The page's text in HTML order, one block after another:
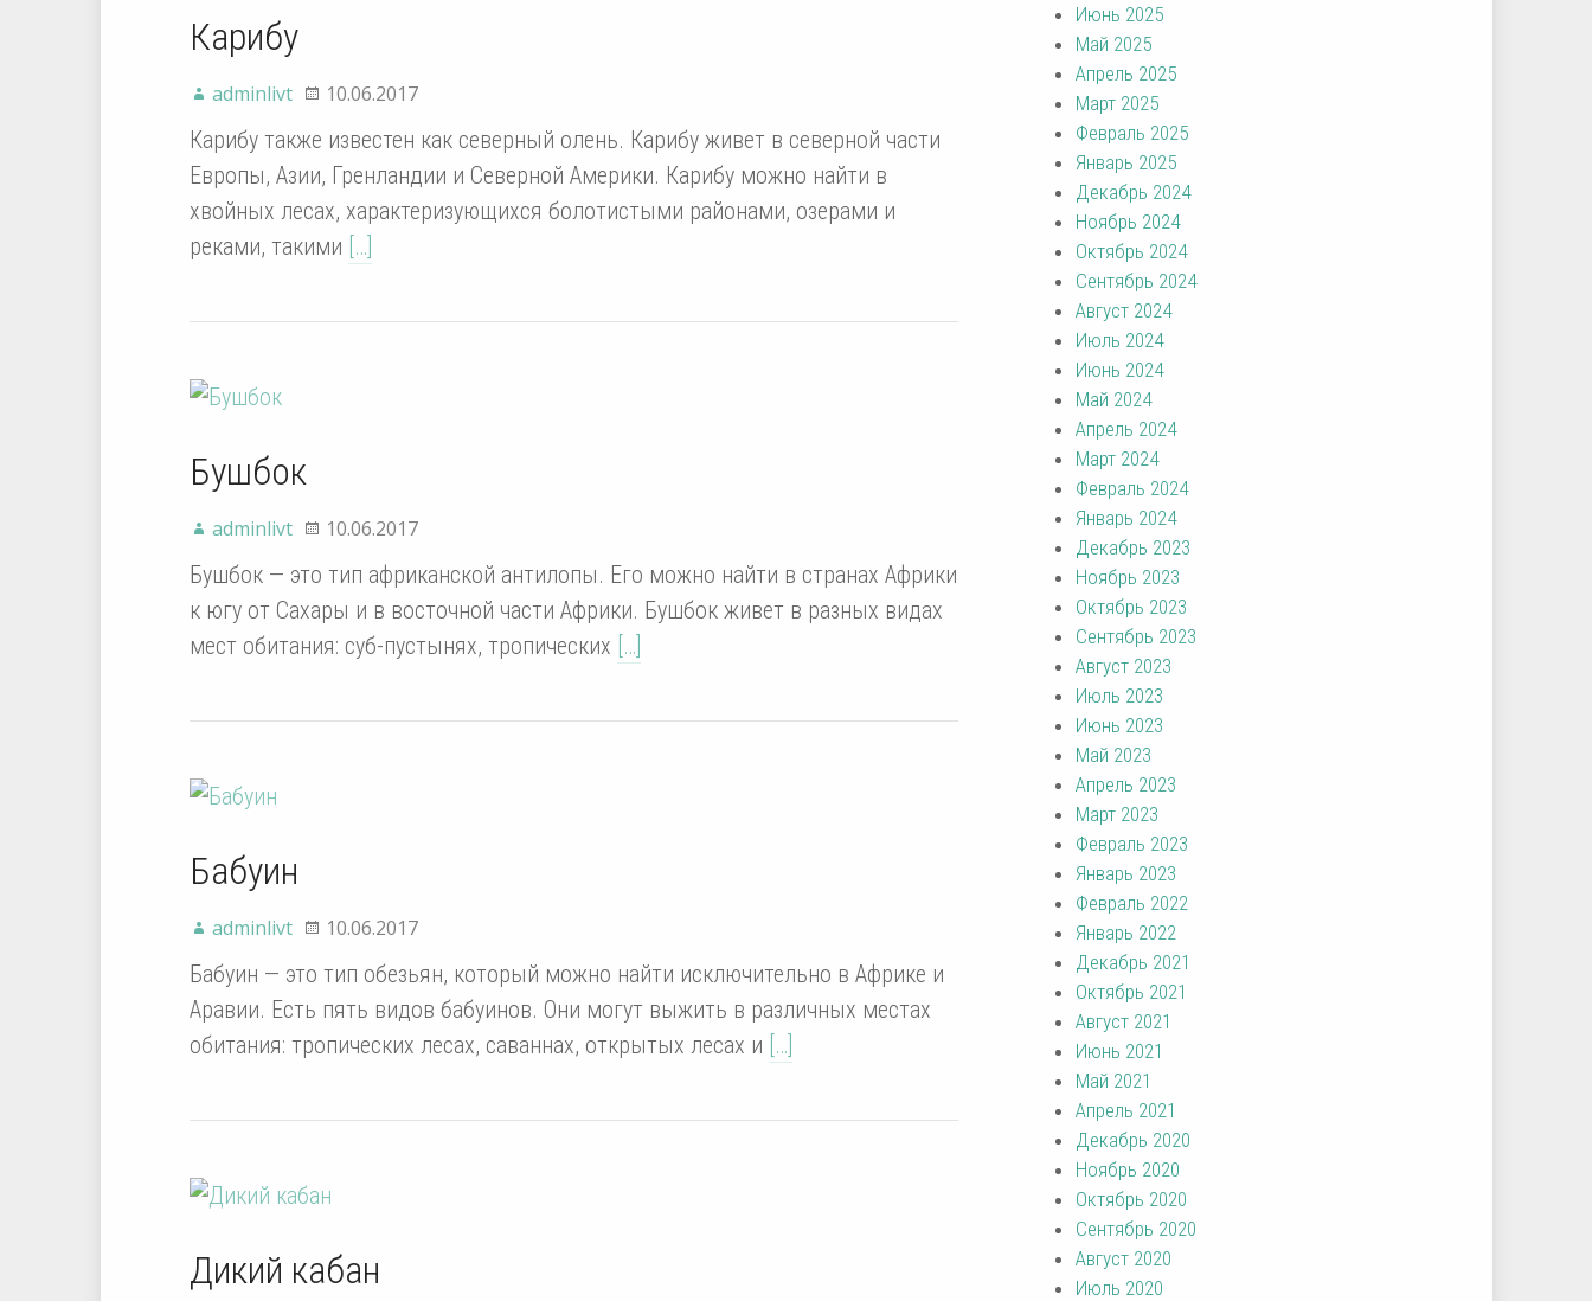
Карибу
adminlivt 10.06.2017
Карибу также известен как северный олень. Карибу живет в северной части
Европы, Азии, Гренландии и Северной Америки. Карибу можно найти в
хвойных лесах, характеризующихся болотистыми районами, озерами и
реками, такими […]
Бушбок
adminlivt 10.06.2017
Бушбок — это тип африканской антилопы. Его можно найти в странах Африки
к югу от Сахары и в восточной части Африки. Бушбок живет в разных видах
мест обитания: суб-пустынях, тропических […]
Бабуин
adminlivt 10.06.2017
Бабуин — это тип обезьян, который можно найти исключительно в Африке и
Аравии. Есть пять видов бабуинов. Они могут выжить в различных местах
обитания: тропических лесах, саваннах, открытых лесах и […]
Дикий кабан
Июнь 2025
Май 2025
Апрель 2025
Март 2025
Февраль 2025
Январь 2025
Декабрь 2024
Ноябрь 2024
Октябрь 2024
Сентябрь 2024
Август 2024
Июль 2024
Июнь 2024
Май 2024
Апрель 2024
Март 2024
Февраль 2024
Январь 2024
Декабрь 2023
Ноябрь 2023
Октябрь 2023
Сентябрь 2023
Август 2023
Июль 2023
Июнь 2023
Май 2023
Апрель 2023
Март 2023
Февраль 2023
Январь 2023
Февраль 2022
Январь 2022
Декабрь 2021
Октябрь 2021
Август 2021
Июнь 2021
Май 2021
Апрель 2021
Декабрь 2020
Ноябрь 2020
Октябрь 2020
Сентябрь 2020
Август 2020
Июль 2020